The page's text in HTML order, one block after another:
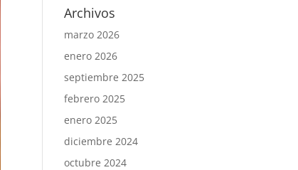
Archivos
marzo 2026
enero 2026
septiembre 2025
febrero 2025
enero 2025
diciembre 2024
octubre 2024